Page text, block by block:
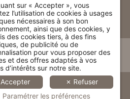
ville de Lille
rétro à Lille
des cookies
sur « Accepter », vous
l’utilisation de cookies à usages
nécessaires à son bon
ainsi que des cookies, y
des cookies tiers, à des fins
de publicité ou de
pour vous proposer des
et des offres adaptés à vos
d’intérêts sur notre site.
✗ Refuser
Paramétrer les préférences